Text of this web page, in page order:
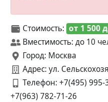
Стоимость: от 1 500
Вместимость: до 10
Город: Москва
Адрес: ул.
Телефон: +7(495) 995-
+7(963) 782-71-26